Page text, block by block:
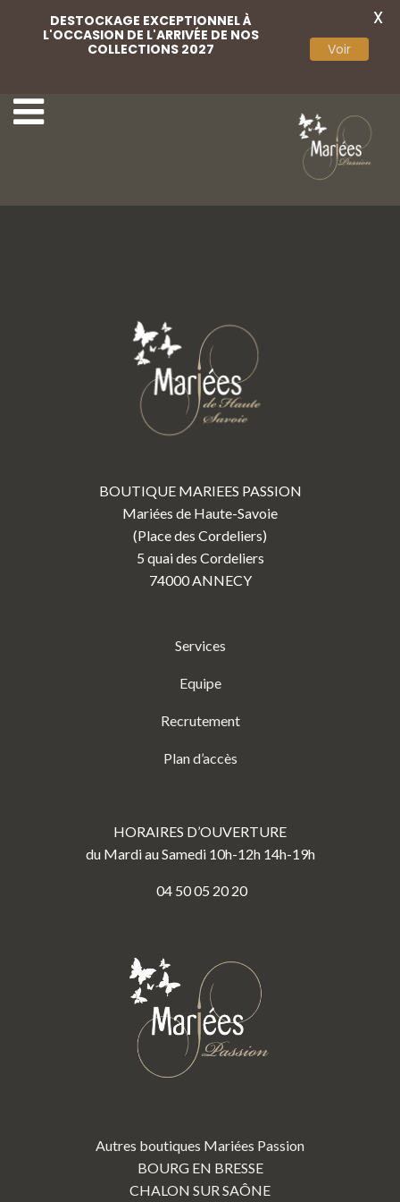
BOUTIQUE MARIEES PASSION
Mariées de Haute-Savoie
(Place des Cordeliers)
5 quai des Cordeliers
74000 ANNECY
Services
Equipe
Recrutement
Plan d’accès
HORAIRES D’OUVERTURE
du Mardi au Samedi 10h-12h 14h-19h
04 50 05 20 20
Autres boutiques Mariées Passion
BOURG EN BRESSE
CHALON SUR SAÔNE
DESTOCKAGE EXCEPTIONNEL À
L'OCCASION DE L'ARRIVÉE DE NOS
COLLECTIONS 2027
Voir
X